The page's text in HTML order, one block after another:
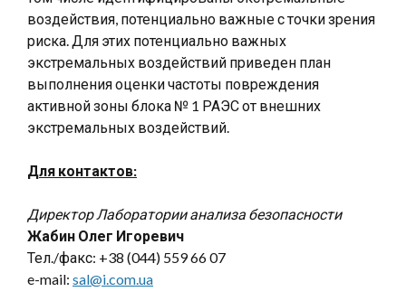
воздействия, потенциально важные с точки зрения
риска. Для этих потенциально важных
экстремальных воздействий приведен план
выполнения оценки частоты повреждения
активной зоны блока № 1 РАЭС от внешних
экстремальных воздействий.
Для контактов:
Директор Лаборатории анализа безопасности
Жабин Олег Игоревич
Тел./факс: +38 (044) 559 66 07
e-mail: sal@i.com.ua